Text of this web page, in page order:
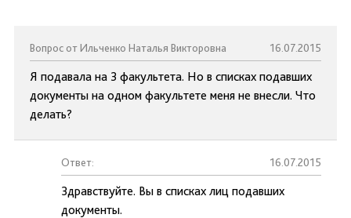
Вопрос от Ильченко Наталья Викторовна 16.07.2015
Я подавала на 3 факультета. Но в списках подавших
документы на одном факультете меня не внесли. Что
делать?
Ответ: 16.07.2015
Здравствуйте. Вы в списках лиц подавших
документы.